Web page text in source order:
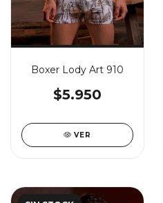
Boxer Lody Art 910
$5.950
VER